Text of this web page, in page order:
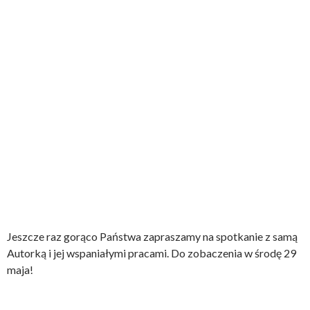
Jeszcze raz gorąco Państwa zapraszamy na spotkanie z samą
Autorką i jej wspaniałymi pracami. Do zobaczenia w środę 29
maja!